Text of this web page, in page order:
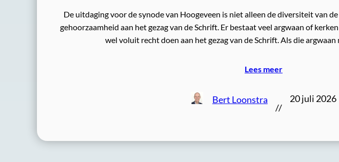
De uitdaging voor de synode van Hoogeveen is niet alleen de diversiteit van
gehoorzaamheid aan het gezag van de Schrift. Er bestaat veel argwaan of
wel voluit recht doen aan het gezag van de Schrift. Als die
Lees meer
Bert Loonstra
//
20 juli 2026